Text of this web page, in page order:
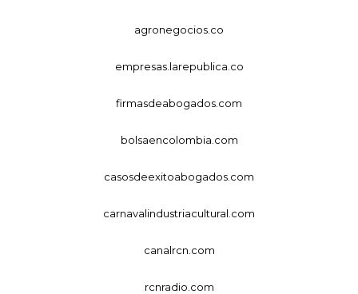
agronegocios.co
empresas.larepublica.co
firmasdeabogados.com
bolsaencolombia.com
casosdeexitoabogados.com
carnavalindustriacultural.com
canalrcn.com
rcnradio.com